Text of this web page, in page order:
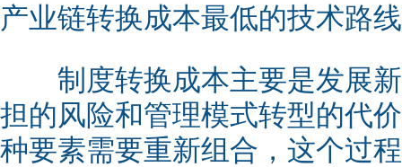
产业链转换成本最低的技术路
制度转换成本主要是发展新
担的风险和管理模式转型的代
种要素需要重新组合，这个过